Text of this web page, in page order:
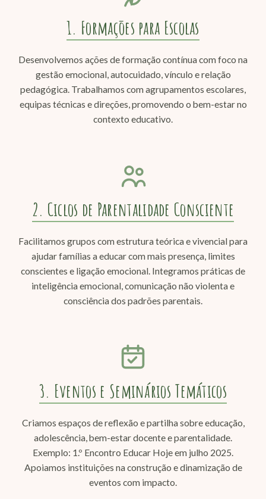
1. Formações para Escolas
Desenvolvemos ações de formação contínua com foco na
gestão emocional, autocuidado, vínculo e relação
pedagógica. Trabalhamos com agrupamentos escolares,
equipas técnicas e direções, promovendo o bem-estar no
contexto educativo.
2. Ciclos de Parentalidade Consciente
Facilitamos grupos com estrutura teórica e vivencial para
ajudar famílias a educar com mais presença, limites
conscientes e ligação emocional. Integramos práticas de
inteligência emocional, comunicação não violenta e
consciência dos padrões parentais.
3. Eventos e Seminários Temáticos
Criamos espaços de reflexão e partilha sobre educação,
adolescência, bem-estar docente e parentalidade.
Exemplo: 1.º Encontro Educar Hoje em julho 2025.
Apoiamos instituições na construção e dinamização de
eventos com impacto.